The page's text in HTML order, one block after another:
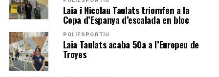
Laia i Nicolau Taulats triomfen a la
Copa d’Espanya d’escalada en bloc
POLIESPORTIU
Laia Taulats acaba 50a a l’Europeu de
Troyes